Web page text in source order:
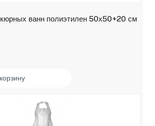
ванн полиэтилен 50х50+20 см